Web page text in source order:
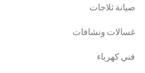
صيانة ثلاجات
غسالات ونشافات
فني كهرباء